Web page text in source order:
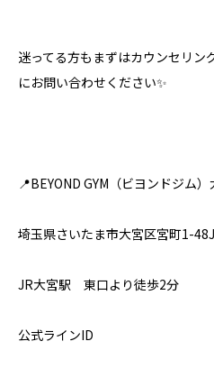
迷ってる方もまずはカウンセリン
にお問い合わせください✨⁣
📍BEYOND GYM（ビヨンドジム
埼玉県さいたま市大宮区宮町1-
JR大宮駅 東口より徒歩2分
公式ラインID